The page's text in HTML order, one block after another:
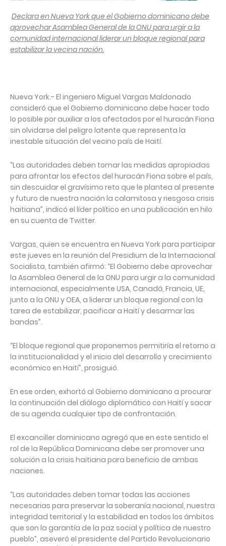
Declara en Nueva York que el Gobierno dominicano debe
aprovechar Asamblea General de la ONU para urgir a la
comunidad internacional liderar un bloque regional para
estabilizar la vecina nación.
Nueva York.- El ingeniero Miguel Vargas Maldonado
consideró que el Gobierno dominicano debe hacer todo
lo posible por auxiliar a los afectados por el huracán Fiona
sin olvidarse del peligro latente que representa la
inestable situación del vecino país de Haití.
“Las autoridades deben tomar las medidas apropiadas
para afrontar los efectos del huracán Fiona sobre el país,
sin descuidar el gravísimo reto que le plantea al presente
y futuro de nuestra nación la calamitosa y riesgosa crisis
haitiana”, indicó el líder político en una publicación en hilo
en su cuenta de Twitter.
Vargas, quien se encuentra en Nueva York para participar
este jueves en la reunión del Presidium de la Internacional
Socialista, también afirmó: “El Gobierno debe aprovechar
la Asamblea General de la ONU para urgir a la comunidad
internacional, especialmente USA, Canadá, Francia, UE,
junto a la ONU y OEA, a liderar un bloque regional con la
tarea de estabilizar, pacificar a Haití y desarmar las
bandas”.
“El bloque regional que proponemos permitiría el retorno a
la institucionalidad y el inicio del desarrollo y crecimiento
económico en Haití”, prosiguió.
En ese orden, exhortó al Gobierno dominicano a procurar
la continuación del diálogo diplomático con Haití y sacar
de su agenda cualquier tipo de confrontación.
El excanciller dominicano agregó que en este sentido el
rol de la República Dominicana debe ser promover una
solución a la crisis haitiana para beneficio de ambas
naciones.
“Las autoridades deben tomar todas las acciones
necesarias para preservar la soberanía nacional, nuestra
integridad territorial y la estabilidad en todos los ámbitos
que son la garantía de la paz social y política de nuestro
pueblo”, aseveró el presidente del Partido Revolucionario